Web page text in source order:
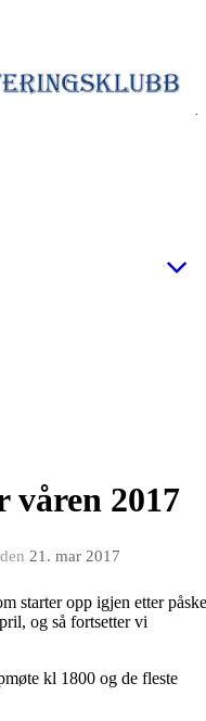
våren 2017
den 21. mar 2017
starter opp igjen etter
og så fortsetter vi
kl 1800 og de fleste